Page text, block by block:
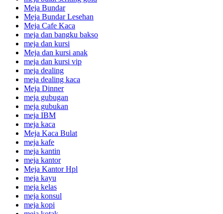
Meja Bundar
Meja Bundar Lesehan
Meja Cafe Kaca
meja dan bangku bakso
meja dan kursi
Meja dan kursi anak
meja dan kursi vip
meja dealing
meja dealing kaca
Meja Dinner
meja gubugan
meja gubukan
meja IBM
meja kaca
Meja Kaca Bulat
meja kafe
meja kantin
meja kantor
Meja Kantor Hpl
meja kayu
meja kelas
meja konsul
meja kopi